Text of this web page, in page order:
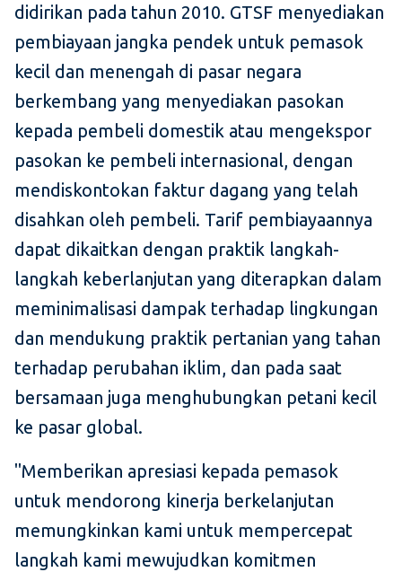
didirikan pada tahun 2010. GTSF menyediakan
pembiayaan jangka pendek untuk pemasok
kecil dan menengah di pasar negara
berkembang yang menyediakan pasokan
kepada pembeli domestik atau mengekspor
pasokan ke pembeli internasional, dengan
mendiskontokan faktur dagang yang telah
disahkan oleh pembeli. Tarif pembiayaannya
dapat dikaitkan dengan praktik langkah-
langkah keberlanjutan yang diterapkan dalam
meminimalisasi dampak terhadap lingkungan
dan mendukung praktik pertanian yang tahan
terhadap perubahan iklim, dan pada saat
bersamaan juga menghubungkan petani kecil
ke pasar global.
"Memberikan apresiasi kepada pemasok
untuk mendorong kinerja berkelanjutan
memungkinkan kami untuk mempercepat
langkah kami mewujudkan komitmen